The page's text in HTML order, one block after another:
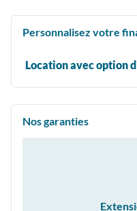
Personnalisez votre
Location avec option
Nos garanties